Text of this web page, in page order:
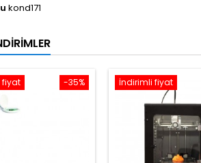
kond171
-35%
fiyat İndirimli fiyat